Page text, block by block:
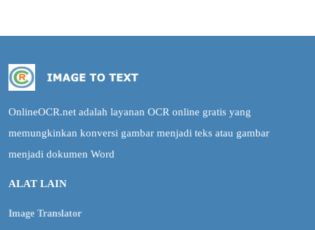
OnlineOCR.net adalah layanan OCR online gratis yang
memungkinkan konversi gambar menjadi teks atau gambar
menjadi dokumen Word
ALAT LAIN
Image Translator